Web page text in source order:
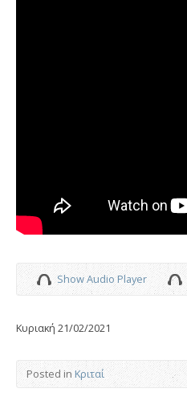
Show Audio Player
Κυριακή 21/02/2021
Posted in Κριταί